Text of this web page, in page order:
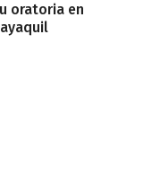
oratoria en